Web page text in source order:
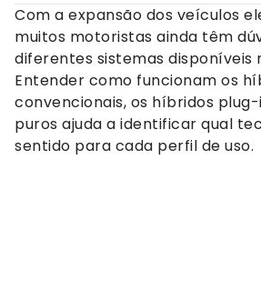
Com a expansão dos veículos
muitos motoristas ainda têm
diferentes sistemas disponíveis
Entender como funcionam os
convencionais, os híbridos
puros ajuda a identificar qual
sentido para cada perfil de uso.